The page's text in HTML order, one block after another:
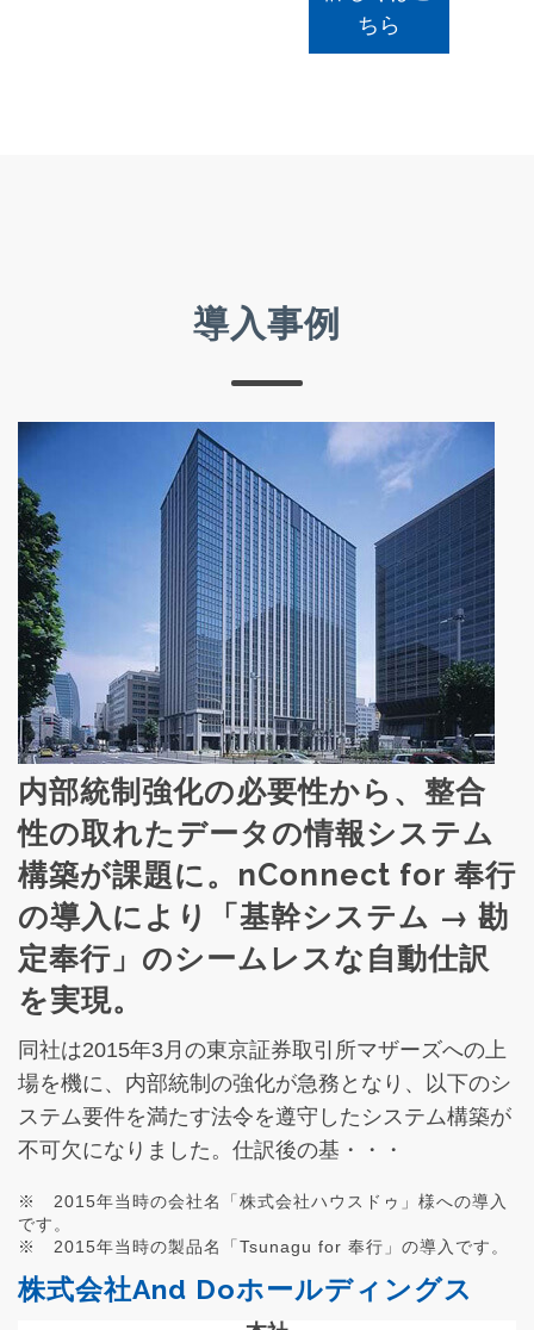
ちら
導入事例
内部統制強化の必要性から、整合
性の取れたデータの情報システム
構築が課題に。 nConnect for 奉行
の導入により「基幹システム → 勘
定奉行」のシームレスな自動仕訳
を実現。
同社は2015年3月の東京証券取引所マザーズへの上
場を機に、内部統制の強化が急務となり、以下のシ
ステム要件を満たす法令を遵守したシステム構築が
不可欠になりました。仕訳後の基・・・
※ 2015年当時の会社名「株式会社ハウスドゥ」様への導入
です。
※ 2015年当時の製品名「Tsunagu for 奉行」の導入です。
株式会社And Doホールディングス